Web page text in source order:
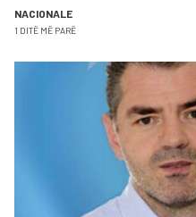
NACIONALE
1 DITË MË PARË